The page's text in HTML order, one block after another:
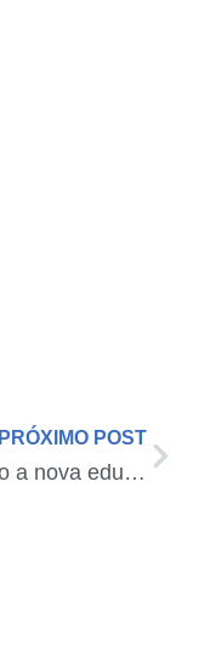
PRÓXIMO POST
De novo a nova educação